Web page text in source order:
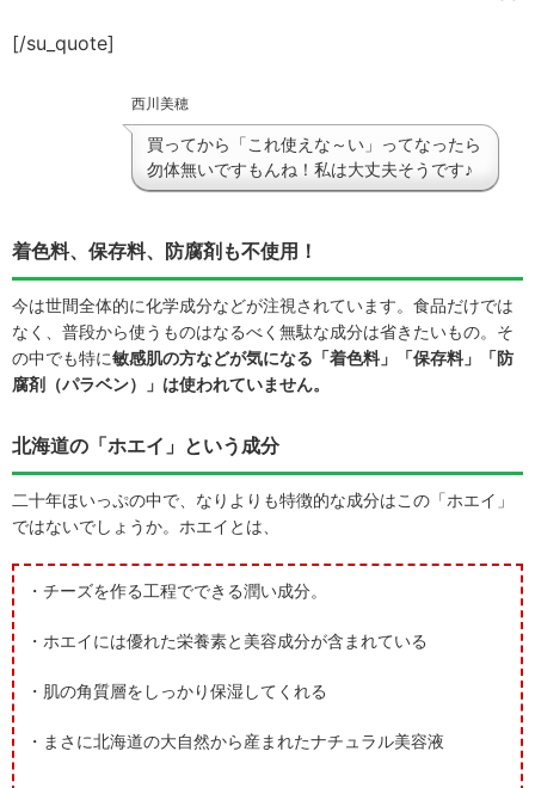
[/su_quote]
西川美穂
買ってから「これ使えな～い」ってなったら
勿体無いですもんね！私は大丈夫そうです♪
着色料、保存料、防腐剤も不使用！
今は世間全体的に化学成分などが注視されています。食品だけでは
なく、普段から使うものはなるべく無駄な成分は省きたいもの。そ
の中でも特に敏感肌の方などが気になる「着色料」「保存料」「防
腐剤（パラベン）」は使われていません。
北海道の「ホエイ」という成分
二十年ほいっぷの中で、なりよりも特徴的な成分はこの「ホエイ」
ではないでしょうか。ホエイとは、
・チーズを作る工程でできる潤い成分。
・ホエイには優れた栄養素と美容成分が含まれている
・肌の角質層をしっかり保湿してくれる
・まさに北海道の大自然から産まれたナチュラル美容液